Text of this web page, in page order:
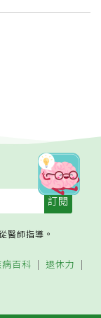
醫師指導。
百科
退休力